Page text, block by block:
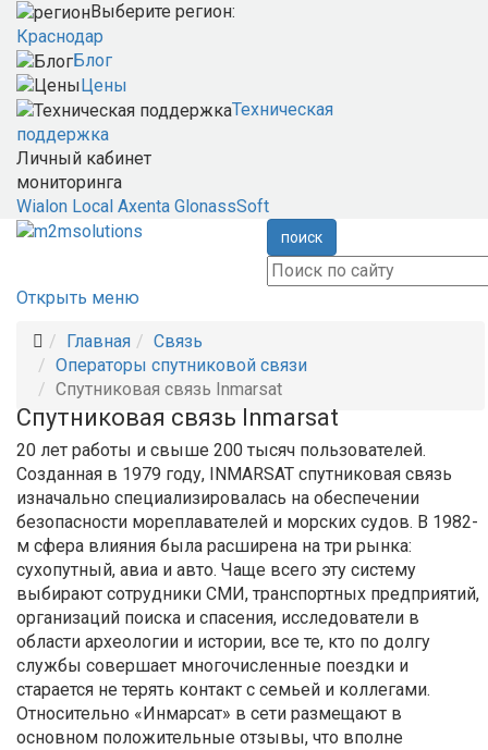
Выберите регион:
Краснодар
Блог
Цены
Техническая
поддержка
Личный кабинет
мониторинга
Wialon Local Axenta GlonassSoft
поиск
Открыть меню
Главная
Связь
Операторы спутниковой связи
Спутниковая связь Inmarsat
Спутниковая связь Inmarsat
20 лет работы и свыше 200 тысяч пользователей.
Созданная в 1979 году, INMARSAT спутниковая связь
изначально специализировалась на обеспечении
безопасности мореплавателей и морских судов. В 1982-
м сфера влияния была расширена на три рынка:
сухопутный, авиа и авто. Чаще всего эту систему
выбирают сотрудники СМИ, транспортных предприятий,
организаций поиска и спасения, исследователи в
области археологии и истории, все те, кто по долгу
службы совершает многочисленные поездки и
старается не терять контакт с семьей и коллегами.
Относительно «Инмарсат» в сети размещают в
основном положительные отзывы, что вполне